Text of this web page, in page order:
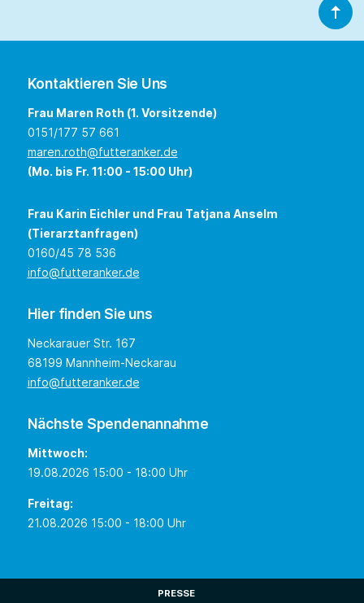
Kontaktieren Sie Uns
Frau Maren Roth (1. Vorsitzende)
0151/177 57 661
maren.roth@futteranker.de
(Mo. bis Fr. 11:00 - 15:00 Uhr)
Frau Karin Eichler und Frau Tatjana Anselm
(Tierarztanfragen)
0160/45 78 536
info@futteranker.de
Hier finden Sie uns
Neckarauer Str. 167
68199 Mannheim-Neckarau
info@futteranker.de
Nächste Spendenannahme
Mittwoch:
19.08.2026 15:00 - 18:00 Uhr
Freitag:
21.08.2026 15:00 - 18:00 Uhr
PRESSE